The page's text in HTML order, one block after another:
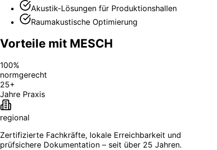
Akustik-Lösungen für Produktionshallen
Raumakustische Optimierung
Vorteile mit MESCH
100%
normgerecht
25+
Jahre Praxis
regional
Zertifizierte Fachkräfte, lokale Erreichbarkeit und
prüfsichere Dokumentation – seit über 25 Jahren.